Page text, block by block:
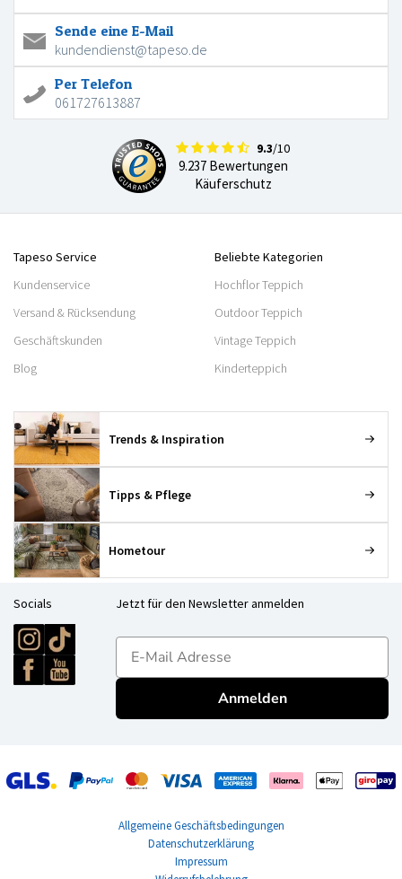
Sende eine E-Mail
kundendienst@tapeso.de
Per Telefon
061727613887
9.3/10
9.237 Bewertungen
Käuferschutz
Tapeso Service
Kundenservice
Versand & Rücksendung
Geschäftskunden
Blog
Beliebte Kategorien
Hochflor Teppich
Outdoor Teppich
Vintage Teppich
Kinderteppich
Trends & Inspiration
Tipps & Pflege
Hometour
Socials Jetzt für den Newsletter anmelden
E-mailadres
Anmelden
Allgemeine Geschäftsbedingungen
Datenschutzerklärung
Impressum